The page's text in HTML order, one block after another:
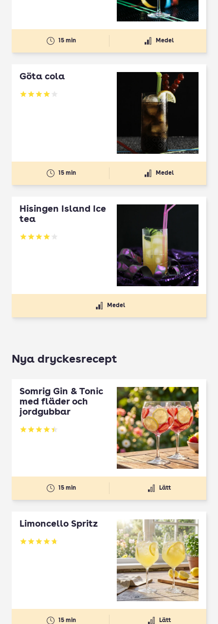
15 min Medel
Göta cola
Betyg: 4.01 av 5
15 min Medel
Hisingen Island Ice
tea
Betyg: 4.05 av 5
Medel
Nya dryckesrecept
Somrig Gin & Tonic
med fläder och
jordgubbar
Betyg: 4.45 av 5
15 min Lätt
Limoncello Spritz
Betyg: 4.7 av 5
15 min Lätt